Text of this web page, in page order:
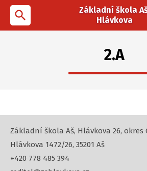
search
Základní škola
Hlávkova
2.A
Základní škola Aš, Hlávkova 26, okres
Hlávkova 1472/26, 35201 Aš
+420 778 485 394